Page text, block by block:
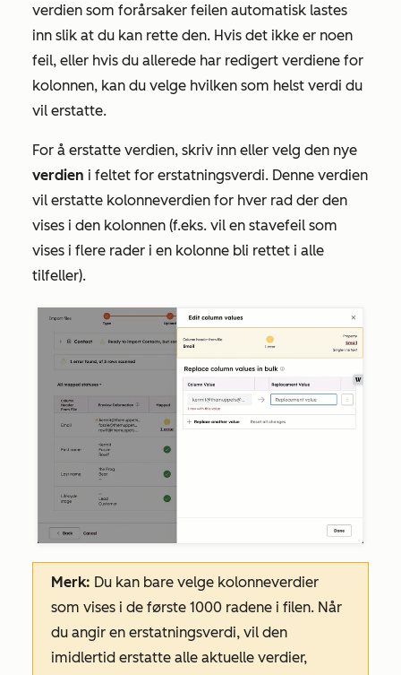
verdien som forårsaker feilen automatisk lastes
inn slik at du kan rette den. Hvis det ikke er noen
feil, eller hvis du allerede har redigert verdiene for
kolonnen, kan du velge hvilken som helst verdi du
vil erstatte.
For å erstatte verdien, skriv inn eller velg den nye
verdien i feltet for erstatningsverdi. Denne verdien
vil erstatte kolonneverdien for hver rad der den
vises i den kolonnen (f.eks. vil en stavefeil som
vises i flere rader i en kolonne bli rettet i alle
tilfeller).
Merk: Du kan bare velge kolonneverdier
som vises i de første 1000 radene i filen. Når
du angir en erstatningsverdi, vil den
imidlertid erstatte alle aktuelle verdier,